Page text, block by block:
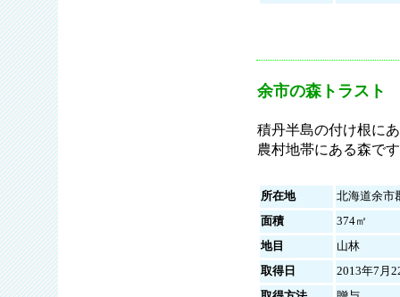
余市の森トラスト
積丹半島の付け根に
農村地帯にある森で
所在地
北海道余市
面積
374㎡
地目
山林
取得日
2013年7月